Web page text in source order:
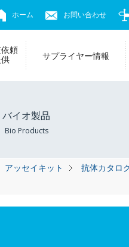
ホーム お問い合わせ
頼
サプライヤー情報
バイオ製品
Bio Products
アッセイキット 抗体カタロ